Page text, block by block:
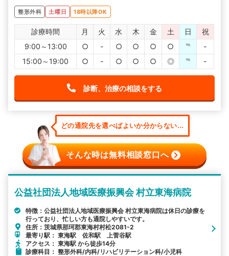
整形外科 土曜日 18時以降OK
診療時間 月 火 水 木 金 土 日
祝
9:00～13:00
○ - ○ ○ ○ ○ ℡
-
15:00～19:00
○ - ○ ○ ○ ◎ ℡ -
診断、治療の相談をする
どの通院先を選べばよいか分からない...
そんな時は無料相談窓口へ
公益社団法人地域医療振興会 村立東海病院
特徴：公益社団法人地域医療振興会 村立東海病院は休日の診療を
行っており、忙しい方も通院しやすいです。
住所：茨城県那珂郡東海村村松2081-2
最寄り駅： 東海駅 佐和駅 上菅谷駅
アクセス： 東海駅 から徒歩14分
診療科目： 整形外科/内科/リハビリテーション科/小児科